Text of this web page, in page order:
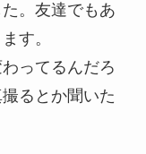
。友達でもあ
す。
ってるんだろ
るとか聞いた